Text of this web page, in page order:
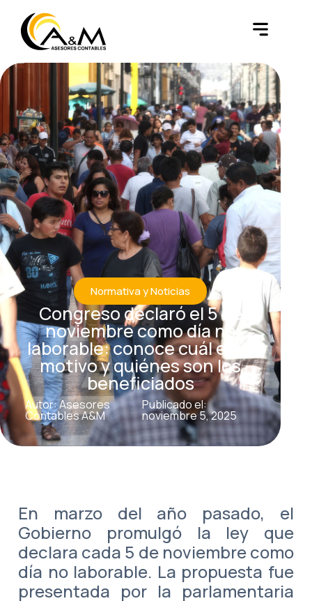
Normativa y Noticias
Congreso declaró el 5 de
noviembre como día no
laborable: conoce cuál es el
motivo y quiénes son los
beneficiados
Autor: Asesores
Contables A&M
Publicado el:
noviembre 5, 2025
En marzo del año pasado, el
Gobierno promulgó la ley que
declara cada 5 de noviembre como
día no laborable. La propuesta fue
presentada por la parlamentaria